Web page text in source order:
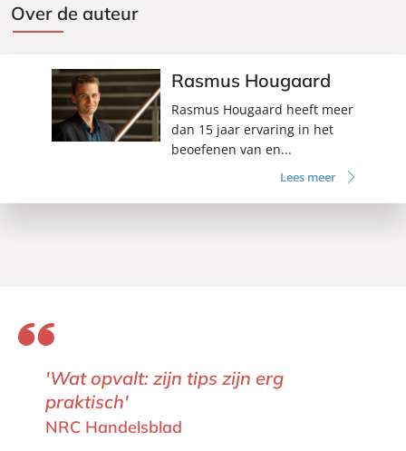
Over de auteur
Rasmus Hougaard
Rasmus Hougaard heeft meer
dan 15 jaar ervaring in het
beoefenen van en...
Lees meer
'Wat opvalt: zijn tips zijn erg
praktisch'
NRC Handelsblad